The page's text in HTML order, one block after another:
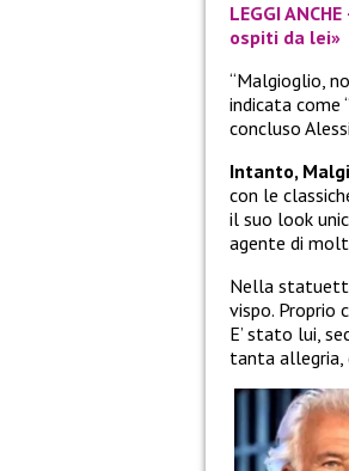
LEGGI
ospiti da lei»
“Malgioglio,
indicata come
concluso
Intanto,
con le
il suo look
agente di
Nella
vispo. Proprio
E’ stato lui,
tanta allegria,